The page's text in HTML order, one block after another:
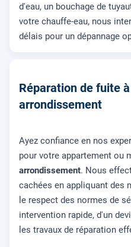
d'eau, un bouchage de
votre chauffe-eau, nous
délais pour un dépannage
Réparation de fuite
arrondissement
Ayez confiance en nos
pour votre appartement ou
arrondissement. Nous
cachées en appliquant des
le respect des normes de
intervention rapide, d'un
les travaux de réparation